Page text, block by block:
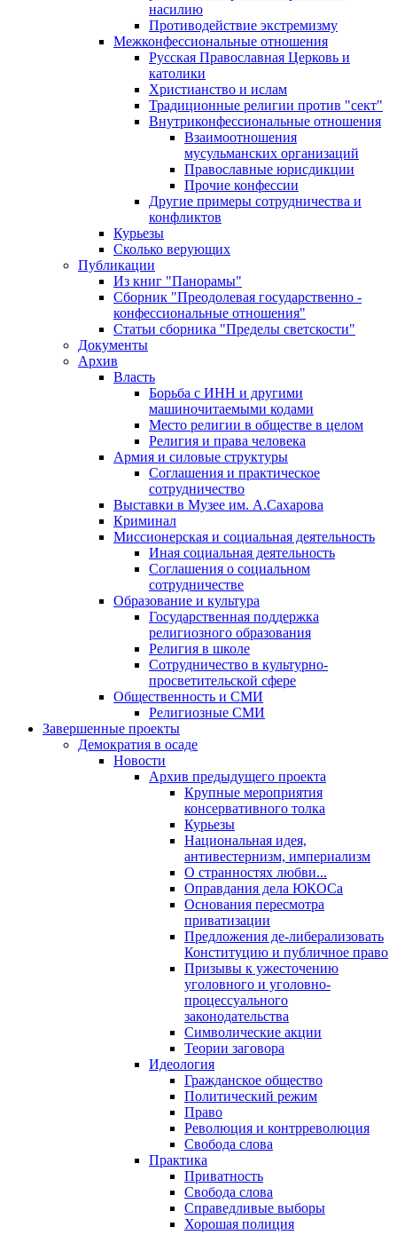
насилию
Противодействие экстремизму
Межконфессиональные отношения
Русская Православная Церковь и
католики
Христианство и ислам
Традиционные религии против "сект"
Внутриконфессиональные отношения
Взаимоотношения
мусульманских организаций
Православные юрисдикции
Прочие конфессии
Другие примеры сотрудничества и
конфликтов
Курьезы
Сколько верующих
Публикации
Из книг "Панорамы"
Сборник "Преодолевая государственно -
конфессиональные отношения"
Статьи сборника "Пределы светскости"
Документы
Архив
Власть
Борьба с ИНН и другими
машиночитаемыми кодами
Место религии в обществе в целом
Религия и права человека
Армия и силовые структуры
Соглашения и практическое
сотрудничество
Выставки в Музее им. А.Сахарова
Криминал
Миссионерская и социальная деятельность
Иная социальная деятельность
Соглашения о социальном
сотрудничестве
Образование и культура
Государственная поддержка
религиозного образования
Религия в школе
Сотрудничество в культурно-
просветительской сфере
Общественность и СМИ
Религиозные СМИ
Завершенные проекты
Демократия в осаде
Новости
Архив предыдущего проекта
Крупные мероприятия
консервативного толка
Курьезы
Национальная идея,
антивестернизм, империализм
О странностях любви...
Оправдания дела ЮКОСа
Основания пересмотра
приватизации
Предложения де-либерализовать
Конституцию и публичное право
Призывы к ужесточению
уголовного и уголовно-
процессуального
законодательства
Символические акции
Теории заговора
Идеология
Гражданское общество
Политический режим
Право
Революция и контрреволюция
Свобода слова
Практика
Приватность
Свобода слова
Справедливые выборы
Хорошая полиция